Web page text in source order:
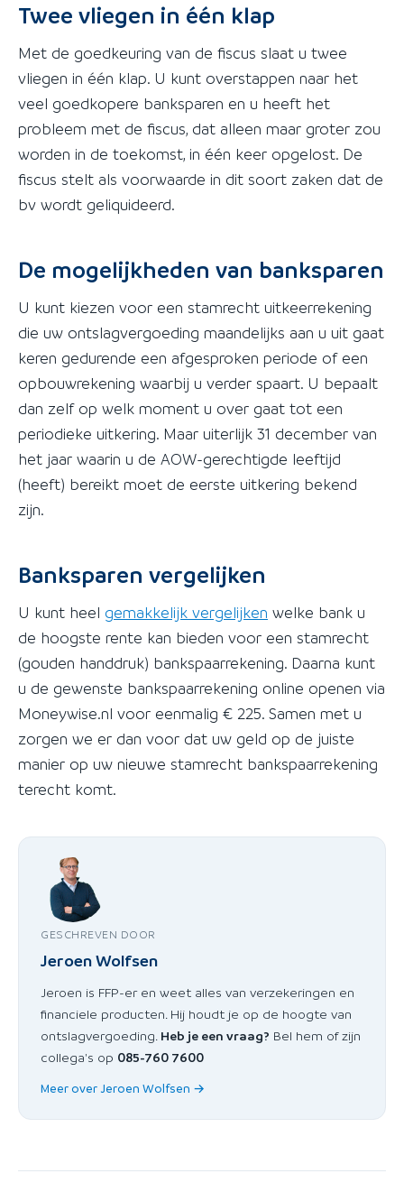
Twee vliegen in één klap
Met de goedkeuring van de fiscus slaat u twee
vliegen in één klap. U kunt overstappen naar het
veel goedkopere banksparen en u heeft het
probleem met de fiscus, dat alleen maar groter zou
worden in de toekomst, in één keer opgelost. De
fiscus stelt als voorwaarde in dit soort zaken dat de
bv wordt geliquideerd.
De mogelijkheden van banksparen
U kunt kiezen voor een stamrecht uitkeerrekening
die uw ontslagvergoeding maandelijks aan u uit gaat
keren gedurende een afgesproken periode of een
opbouwrekening waarbij u verder spaart. U bepaalt
dan zelf op welk moment u over gaat tot een
periodieke uitkering. Maar uiterlijk 31 december van
het jaar waarin u de AOW-gerechtigde leeftijd
(heeft) bereikt moet de eerste uitkering bekend
zijn.
Banksparen vergelijken
U kunt heel gemakkelijk vergelijken welke bank u
de hoogste rente kan bieden voor een stamrecht
(gouden handdruk) bankspaarrekening. Daarna kunt
u de gewenste bankspaarrekening online openen via
Moneywise.nl voor eenmalig € 225. Samen met u
zorgen we er dan voor dat uw geld op de juiste
manier op uw nieuwe stamrecht bankspaarrekening
terecht komt.
GESCHREVEN DOOR
Jeroen Wolfsen
Jeroen is FFP-er en weet alles van verzekeringen en
financiele producten. Hij houdt je op de hoogte van
ontslagvergoeding. Heb je een vraag? Bel hem of zijn
collega's op 085-760 7600
Meer over Jeroen Wolfsen →